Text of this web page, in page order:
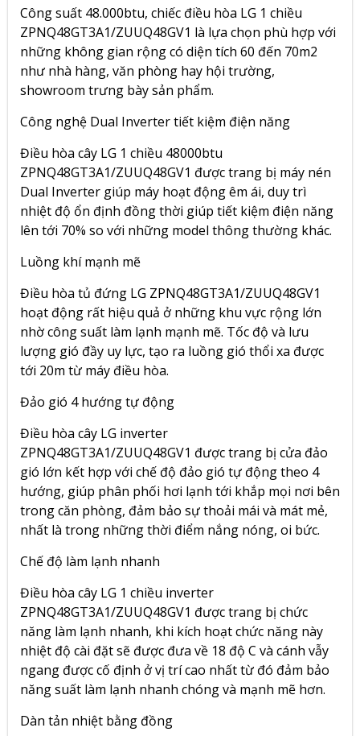
Công suất 48.000btu, chiếc điều hòa LG 1 chiều
ZPNQ48GT3A1/ZUUQ48GV1 là lựa chọn phù hợp với
những không gian rộng có diện tích 60 đến 70m2
như nhà hàng, văn phòng hay hội trường,
showroom trưng bày sản phẩm.
Công nghệ Dual Inverter tiết kiệm điện năng
Điều hòa cây LG 1 chiều 48000btu
ZPNQ48GT3A1/ZUUQ48GV1 được trang bị máy nén
Dual Inverter giúp máy hoạt động êm ái, duy trì
nhiệt độ ổn định đồng thời giúp tiết kiệm điện năng
lên tới 70% so với những model thông thường khác.
Luồng khí mạnh mẽ
Điều hòa tủ đứng LG ZPNQ48GT3A1/ZUUQ48GV1
hoạt động rất hiệu quả ở những khu vực rộng lớn
nhờ công suất làm lạnh mạnh mẽ. Tốc độ và lưu
lượng gió đầy uy lực, tạo ra luồng gió thổi xa được
tới 20m từ máy điều hòa.
Đảo gió 4 hướng tự động
Điều hòa cây LG inverter
ZPNQ48GT3A1/ZUUQ48GV1 được trang bị cửa đảo
gió lớn kết hợp với chế độ đảo gió tự động theo 4
hướng, giúp phân phối hơi lạnh tới khắp mọi nơi bên
trong căn phòng, đảm bảo sự thoải mái và mát mẻ,
nhất là trong những thời điểm nắng nóng, oi bức.
Chế độ làm lạnh nhanh
Điều hòa cây LG 1 chiều inverter
ZPNQ48GT3A1/ZUUQ48GV1 được trang bị chức
năng làm lạnh nhanh, khi kích hoạt chức năng này
nhiệt độ cài đặt sẽ được đưa về 18 độ C và cánh vẫy
ngang được cố định ở vị trí cao nhất từ đó đảm bảo
năng suất làm lạnh nhanh chóng và mạnh mẽ hơn.
Dàn tản nhiệt bằng đồng